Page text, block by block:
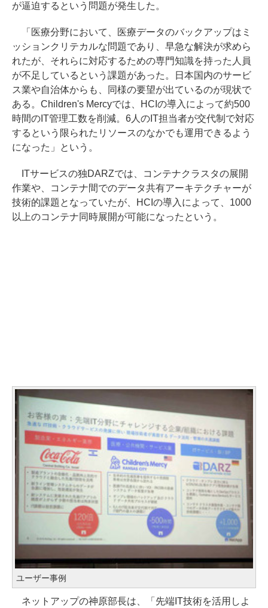
が逼迫するという問題が発生した。
「医療分野において、医療データのバックアップはミ
ッションクリテカルな問題であり、早急な解決が求めら
れたが、それらに対応するための専門知識を持った人員
が不足しているという課題があった。日本国内のサービ
ス業や自治体からも、同様の要望が出ているのが現状で
ある。Children's Mercyでは、HCIの導入によって約500
時間のIT管理工数を削減。6人のIT担当者が交代制で対応
するという限られたリソースのなかでも運用できるよう
になった」という。
ITサービスの独DARZでは、コンテナクラスタの展開
作業や、コンテナ間でのデータ共有アーキテクチャーが
技術的課題となっていたが、HCIの導入によって、1000
以上のコンテナ同時展開が可能になったという。
ユーザー事例
ネットアップの神原部長は、「先端IT技術を活用しよ